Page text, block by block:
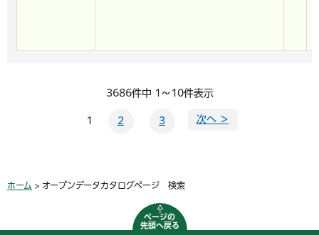
3686件中 1～10件表示
1 2 3 次へ ＞
ホーム > オープンデータカタログページ 検索
ページの
先頭へ戻る